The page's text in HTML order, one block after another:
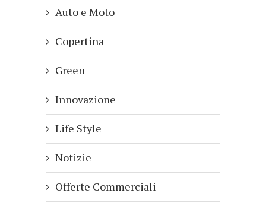
Auto e Moto
Copertina
Green
Innovazione
Life Style
Notizie
Offerte Commerciali